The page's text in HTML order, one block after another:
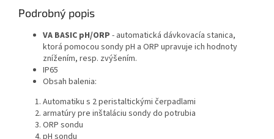
Podrobný popis
VA BASIC pH/ORP - automatická dávkovacía stanica,
ktorá pomocou sondy pH a ORP upravuje ich hodnoty
znížením, resp. zvýšením.
IP65
Obsah balenia:
Automatiku s 2 peristaltickými čerpadlami
armatúry pre inštaláciu sondy do potrubia
ORP sondu
pH sondu